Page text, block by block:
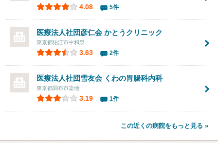
4.08 5件
医療法人社団彦仁会かとうクリニック
東京都狛江市中和泉
3.63 2件
医療法人社団雪友会 くわの胃腸科内科
東京都調布市染地
3.19 1件
この近くの病院をもっと見る »